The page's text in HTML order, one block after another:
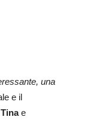
una
e il
Tina e